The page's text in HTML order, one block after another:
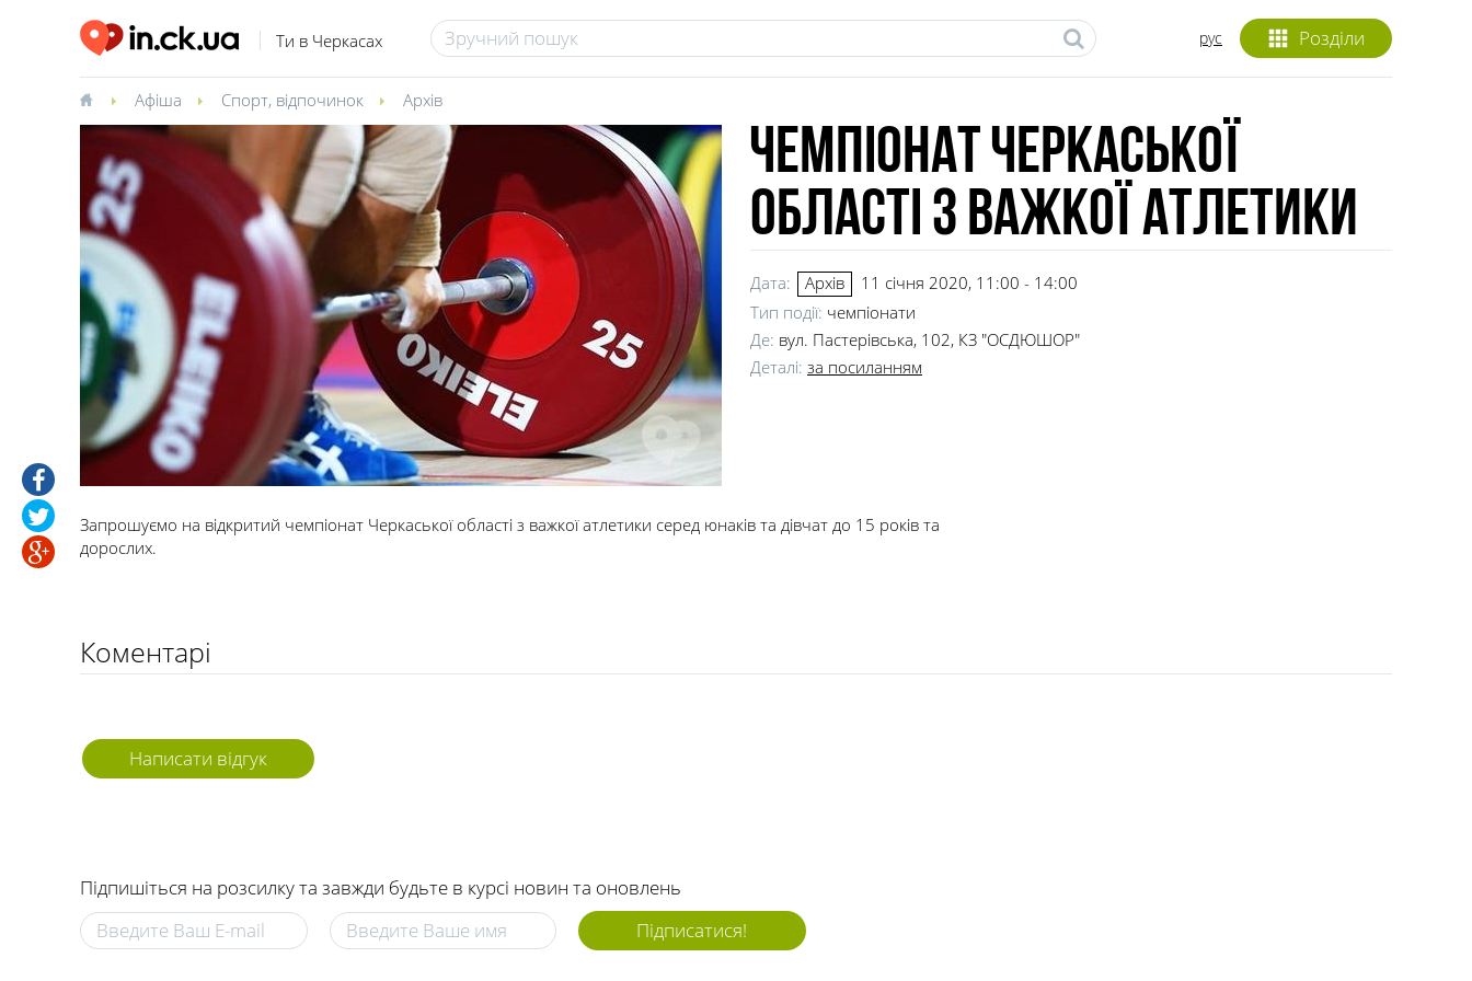
Ти в Черкасах Розділи
рус
Афіша Спорт, відпочинок Архів
Чемпіонат Черкаської
області з важкої атлетики
Дата: Архів
11 січня 2020, 11:00 - 14:00
Тип події: чемпіонати
Де: вул. Пастерівська, 102, КЗ "ОСДЮШОР"
Деталі: за посиланням
Запрошуємо на відкритий чемпіонат Черкаської області з важкої атлетики серед юнаків та дівчат до 15 років та
дорослих.
Коментарі
Написати відгук
Підпишіться на розсилку та завжди будьте в курсі новин та оновлень
Підписатися!